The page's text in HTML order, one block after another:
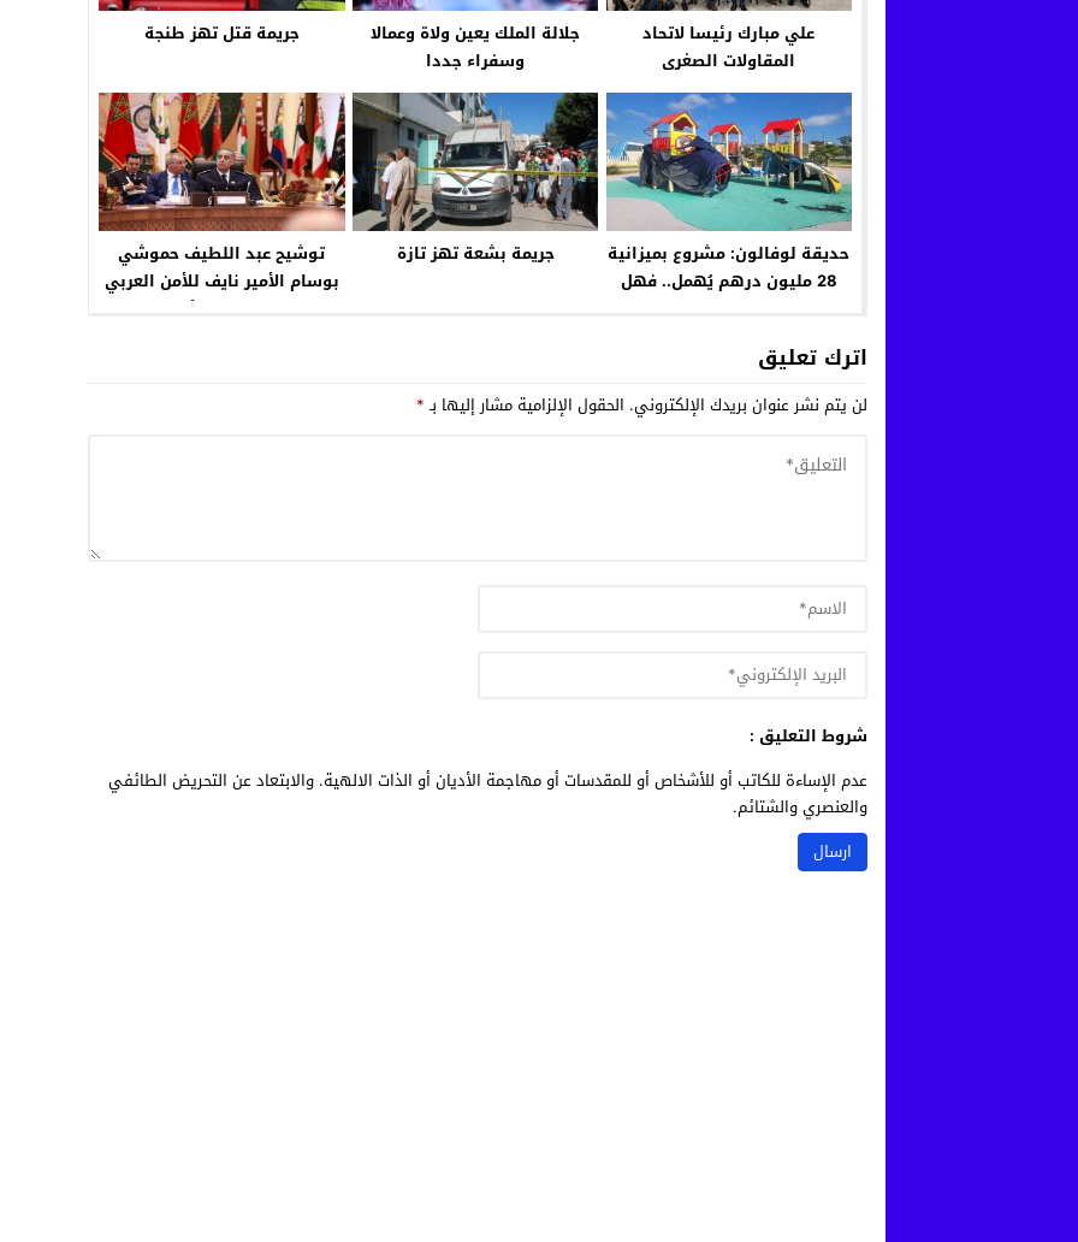
علي مبارك رئيسا لاتحاد
المقاولات الصغرى
جلالة الملك يعين ولاة وعمالا
وسفراء جددا
جريمة قتل تهز طنجة
حديقة لوفالون: مشروع بميزانية
28 مليون درهم يُهمل.. فهل
جريمة بشعة تهز تازة
توشيح عبد اللطيف حموشي
بوسام الأمير نايف للأمن العربي
من الدرجة الأولى.
اترك تعليق
لن يتم نشر عنوان بريدك الإلكتروني. الحقول الإلزامية مشار إليها بـ*
شروط التعليق :
عدم الإساءة للكاتب أو للأشخاص أو للمقدسات أو مهاجمة الأديان أو الذات الالهية. والابتعاد عن التحريض الطائفي
والعنصري والشتائم.